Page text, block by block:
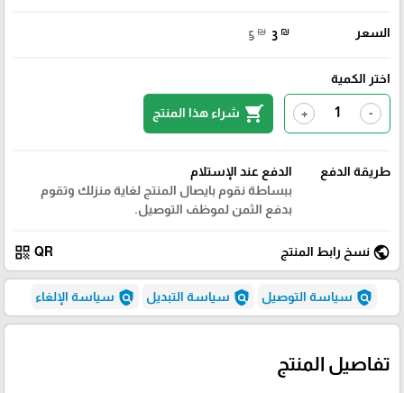
السعر 5 ₪ 3 ₪
اختر الكمية
-
+
shopping_cart شراء هذا المنتج
طريقة الدفع
الدفع عند الإستلام
ببساطة نقوم بايصال المنتج لغاية منزلك وتقوم
بدفع الثمن لموظف التوصيل.
public نسخ رابط المنتج QR
qr_code
policy سياسة التوصيل policy سياسة التبديل policy سياسة الإلغاء
تفاصيل المنتج